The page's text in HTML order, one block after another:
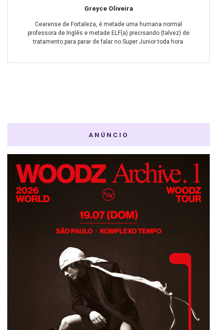
Greyce Oliveira
Cearense de Fortaleza, é metade uma humana normal
professora de Inglês e metade ELF(a) precisando (talvez) de
tratamento para parar de falar no Super Junior toda hora.
ANÚNCIO